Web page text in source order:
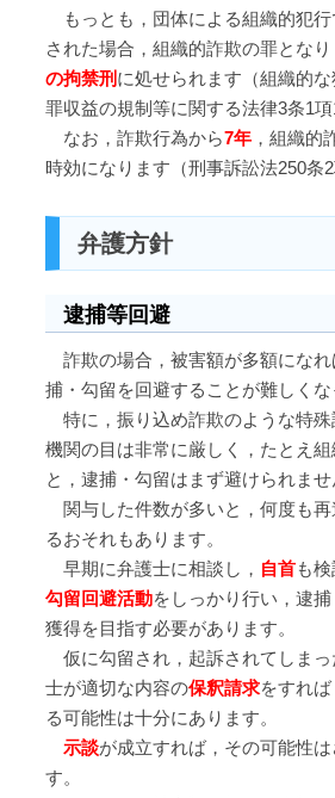
もっとも，団体による組織的犯
された場合，組織的詐欺の罪となり
の拘禁刑 に処せられます（組織的
罪収益の規制等に関する法律3条1項
なお，詐欺行為から7年 ，組織的
時効になります（刑事訴訟法250条2
弁護方針
逮捕等回避
詐欺の場合，被害額が多額にな
捕・勾留を回避することが難しくな
特に，振り込め詐欺のような特
機関の目は非常に厳しく，たとえ組
と，逮捕・勾留はまず避けられませ
関与した件数が多いと，何度も
るおそれもあります。
早期に弁護士に相談し， 自首も
勾留回避活動をしっかり行い，逮
獲得を目指す必要があります。
仮に勾留され，起訴されてしま
士が適切な内容の保釈請求をすれ
る可能性は十分にあります。
示談が成立すれば，その可能性
す。